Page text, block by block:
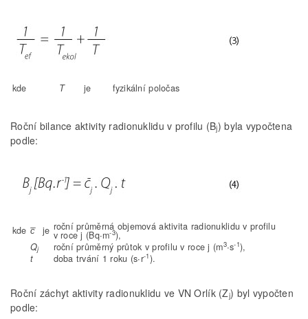
kde T je fyzikální poločas
Roční bilance aktivity radionuklidu v profilu (Bj) byla vypočtena
podle:
kde c̅ je roční průměrná objemová aktivita radionuklidu v profilu
v roce j (Bq∙m-3),
Qj roční průměrný průtok v profilu v roce j (m3∙s-1),
t
doba trvání 1 roku (s∙r-1).
Roční záchyt aktivity radionuklidu ve VN Orlík (Zj) byl vypočten
podle: